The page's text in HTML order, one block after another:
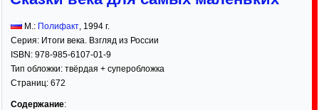
М.: Полифакт, 1994 г.
Серия: Итоги века. Взгляд из России
ISBN: 978-985-6107-01-9
Тип обложки: твёрдая + суперобложка
Страниц: 672
Содержание: